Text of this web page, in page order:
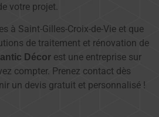
votre projet.
à Saint-Gilles-Croix-de-Vie et que
de traitement et rénovation de
Décorest une entreprise sur
compter. Prenez contact dès
un devis gratuit et personnalisé !